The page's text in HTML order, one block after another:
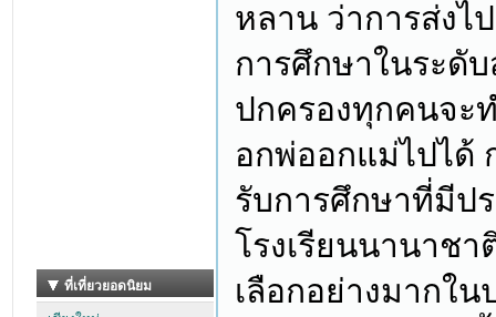
หลาน ว่าการส่งไ
การศึกษาในระดั
ปกครองทุกคนจะ
อกพ่ออกแม่ไปได้
รับการศึกษาที่มีป
โรงเรียนนานาช
เลือกอย่างมากใ